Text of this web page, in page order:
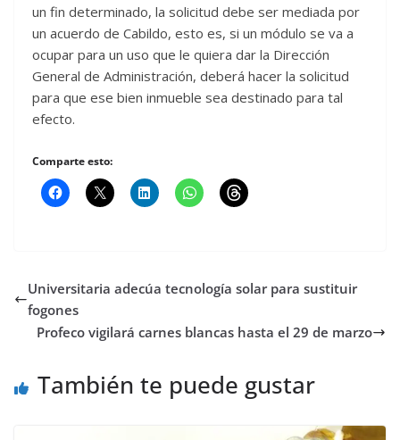
un fin determinado, la solicitud debe ser mediada por
un acuerdo de Cabildo, esto es, si un módulo se va a
ocupar para un uso que le quiera dar la Dirección
General de Administración, deberá hacer la solicitud
para que ese bien inmueble sea destinado para tal
efecto.
Comparte esto:
Universitaria adecúa tecnología solar para sustituir
fogones
Profeco vigilará carnes blancas hasta el 29 de marzo
También te puede gustar